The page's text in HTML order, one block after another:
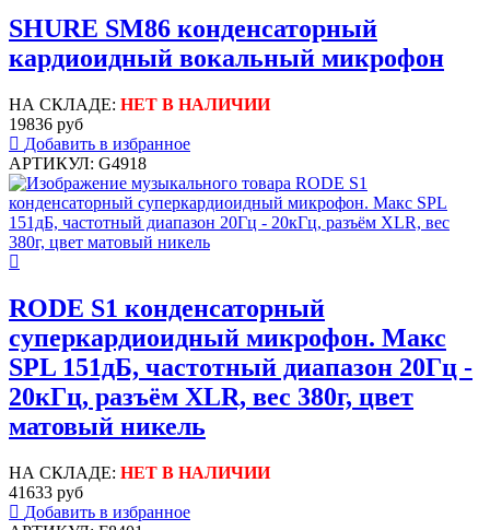
SHURE SM86 конденсаторный
кардиоидный вокальный микрофон
НА СКЛАДЕ: НЕТ В НАЛИЧИИ
19836 руб
Добавить в избранное
АРТИКУЛ: G4918
RODE S1 конденсаторный
суперкардиоидный микрофон. Макс
SPL 151дБ, частотный диапазон 20Гц -
20кГц, разъём XLR, вес 380г, цвет
матовый никель
НА СКЛАДЕ: НЕТ В НАЛИЧИИ
41633 руб
Добавить в избранное